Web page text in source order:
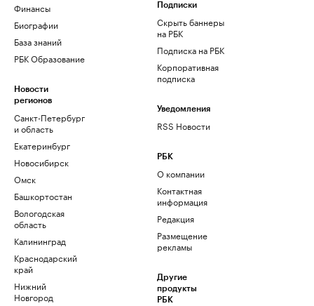
Финансы
Биографии
База знаний
РБК Образование
Новости
регионов
Санкт-Петербург
и область
Екатеринбург
Новосибирск
Омск
Башкортостан
Вологодская
область
Калининград
Краснодарский
край
Нижний
Новгород
Подписки
Скрыть баннеры
на РБК
Подписка на РБК
Корпоративная
подписка
Уведомления
RSS Новости
РБК
О компании
Контактная
информация
Редакция
Размещение
рекламы
Другие
продукты
РБК